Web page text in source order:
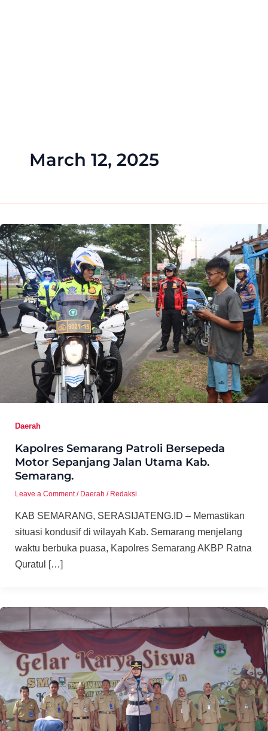
March 12, 2025
Daerah
Kapolres Semarang Patroli Bersepeda
Motor Sepanjang Jalan Utama Kab.
Semarang.
Leave a Comment / Daerah / Redaksi
KAB SEMARANG, SERASIJATENG.ID – Memastikan
situasi kondusif di wilayah Kab. Semarang menjelang
waktu berbuka puasa, Kapolres Semarang AKBP Ratna
Quratul […]